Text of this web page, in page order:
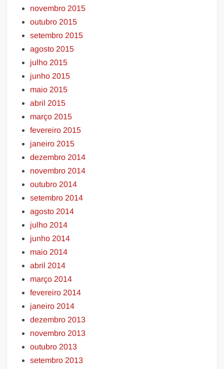
novembro 2015
outubro 2015
setembro 2015
agosto 2015
julho 2015
junho 2015
maio 2015
abril 2015
março 2015
fevereiro 2015
janeiro 2015
dezembro 2014
novembro 2014
outubro 2014
setembro 2014
agosto 2014
julho 2014
junho 2014
maio 2014
abril 2014
março 2014
fevereiro 2014
janeiro 2014
dezembro 2013
novembro 2013
outubro 2013
setembro 2013